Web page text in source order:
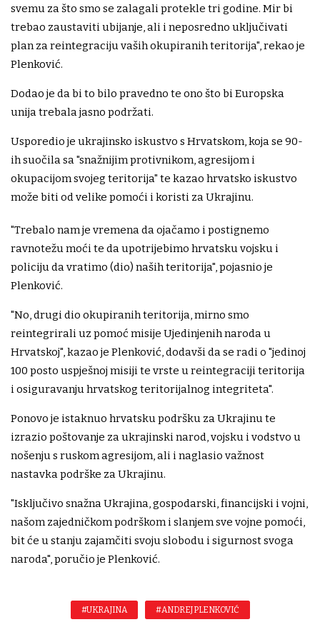
svemu za što smo se zalagali protekle tri godine. Mir bi
trebao zaustaviti ubijanje, ali i neposredno uključivati
plan za reintegraciju vaših okupiranih teritorija", rekao je
Plenković.
Dodao je da bi to bilo pravedno te ono što bi Europska
unija trebala jasno podržati.
Usporedio je ukrajinsko iskustvo s Hrvatskom, koja se 90-
ih suočila sa "snažnijim protivnikom, agresijom i
okupacijom svojeg teritorija" te kazao hrvatsko iskustvo
može biti od velike pomoći i koristi za Ukrajinu.
"Trebalo nam je vremena da ojačamo i postignemo
ravnotežu moći te da upotrijebimo hrvatsku vojsku i
policiju da vratimo (dio) naših teritorija", pojasnio je
Plenković.
"No, drugi dio okupiranih teritorija, mirno smo
reintegrirali uz pomoć misije Ujedinjenih naroda u
Hrvatskoj", kazao je Plenković, dodavši da se radi o "jedinoj
100 posto uspješnoj misiji te vrste u reintegraciji teritorija
i osiguravanju hrvatskog teritorijalnog integriteta".
Ponovo je istaknuo hrvatsku podršku za Ukrajinu te
izrazio poštovanje za ukrajinski narod, vojsku i vodstvo u
nošenju s ruskom agresijom, ali i naglasio važnost
nastavka podrške za Ukrajinu.
"Isključivo snažna Ukrajina, gospodarski, financijski i vojni,
našom zajedničkom podrškom i slanjem sve vojne pomoći,
bit će u stanju zajamčiti svoju slobodu i sigurnost svoga
naroda", poručio je Plenković.
#UKRAJINA #ANDREJ PLENKOVIĆ